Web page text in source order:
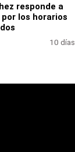
responde a
los horarios
10 días